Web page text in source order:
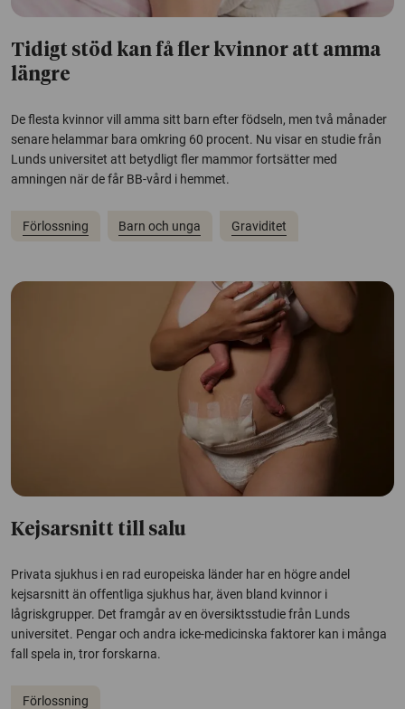
Tidigt stöd kan få fler kvinnor att amma
längre
De flesta kvinnor vill amma sitt barn efter födseln, men två månader
senare helammar bara omkring 60 procent. Nu visar en studie från
Lunds universitet att betydligt fler mammor fortsätter med
amningen när de får BB-vård i hemmet.
Förlossning Barn och unga Graviditet
Kejsarsnitt till salu
Privata sjukhus i en rad europeiska länder har en högre andel
kejsarsnitt än offentliga sjukhus har, även bland kvinnor i
lågriskgrupper. Det framgår av en översiktsstudie från Lunds
universitet. Pengar och andra icke-medicinska faktorer kan i många
fall spela in, tror forskarna.
Förlossning